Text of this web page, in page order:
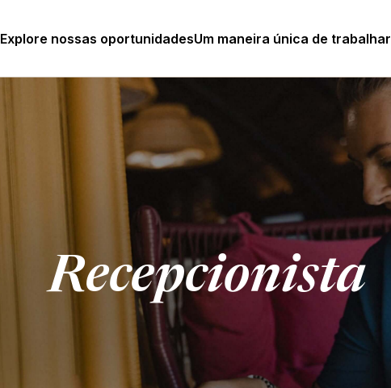
Explore nossas oportunidadesUm maneira única de trabalhar
Recepcionista